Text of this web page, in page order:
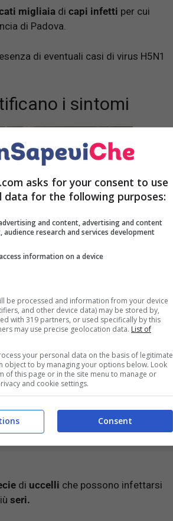
migliaia di capi infetti per cui
di Padova.
di eventuali casi di virus H5N1
i sintomi
il virus che attualmente sta
di trasmissione da animale a
di uccelli che possono infettarsi
seri.
asks for your consent to use
data for the following purposes:
and content, advertising and content
audience research and services development
information on a device
be processed and information from your device
and other device data) may be stored by,
with 319 partners, or used specifically by this
may use precise geolocation data. List of
your personal data on the basis of legitimate
object to by managing your options below. Look
of this page or in the site menu to manage or
and cookie settings.
Consent